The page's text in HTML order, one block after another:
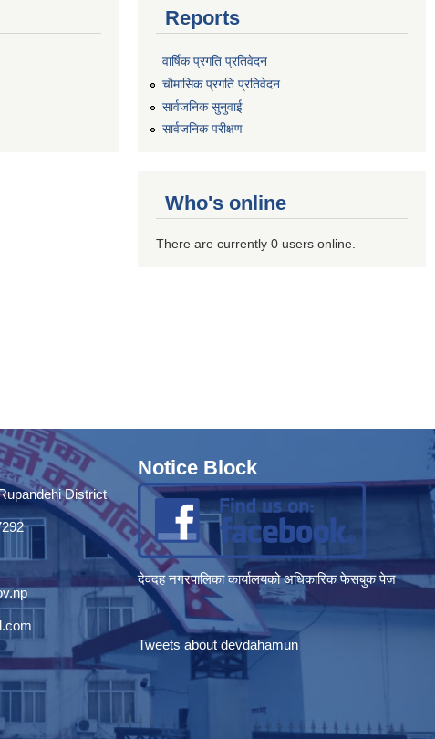
Reports
वार्षिक प्रगति प्रतिवेदन
चौमासिक प्रगति प्रतिवेदन
सार्वजनिक सुनुवाई
सार्वजनिक परीक्षण
Who's online
There are currently 0 users online.
District
Notice Block
देवदह नगरपालिका कार्यालयको अधिकारिक फेसबुक पेज
Tweets about devdahamun